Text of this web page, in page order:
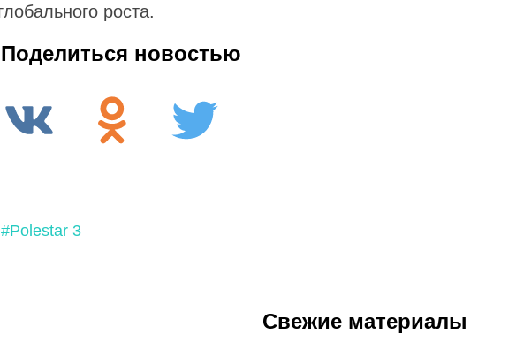
роста.
Поделиться новостью
#Polestar 3
Свежие материалы